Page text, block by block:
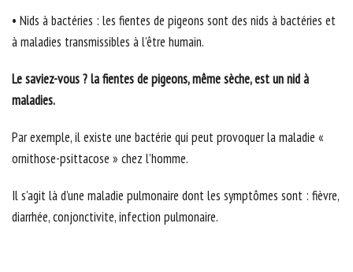
• Nids à bactéries : les fientes de pigeons sont des nids à bactéries et
à maladies transmissibles à l’être humain.
Le saviez-vous ? la fientes de pigeons, même sèche, est un nid à
maladies.
Par exemple, il existe une bactérie qui peut provoquer la maladie «
ornithose-psittacose » chez l’homme.
Il s’agit là d’une maladie pulmonaire dont les symptômes sont : fièvre,
diarrhée, conjonctivite, infection pulmonaire.